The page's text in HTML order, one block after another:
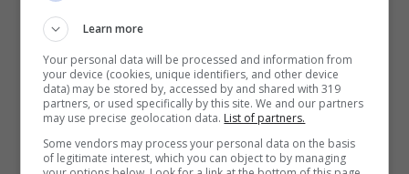
17 Febbraio 2019
Learn more
Your personal data will be processed and information from
your device (cookies, unique identifiers, and other device
data) may be stored by, accessed by and shared with 319
partners, or used specifically by this site. We and our partners
may use precise geolocation data. List of partners.
Some vendors may process your personal data on the basis
of legitimate interest, which you can object to by managing